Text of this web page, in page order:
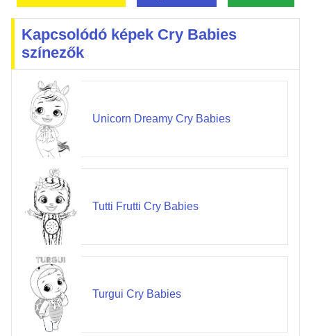
Kapcsolódó képek Cry Babies
színezők
Unicorn Dreamy Cry Babies
Tutti Frutti Cry Babies
Turgui Cry Babies